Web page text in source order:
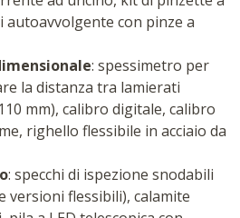
autoavvolgente con pinze a
: spessimetro per
la distanza tra lamierati
mm), calibro digitale, calibro
righello flessibile in acciaio da
: specchi di ispezione snodabili
versioni flessibili), calamite